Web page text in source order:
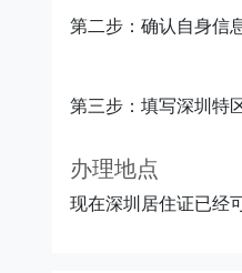
第二步：确认自身信
第三步：填写深圳特
办理地点